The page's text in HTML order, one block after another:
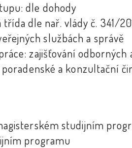
dle dohody
třída dle nař. vlády č. 341/
službách a správě
zajišťování
a konzultační
studijním
programu